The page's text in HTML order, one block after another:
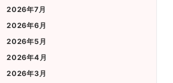
2026年7月
2026年6月
2026年5月
2026年4月
2026年3月